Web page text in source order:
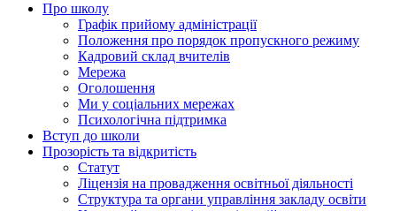
Про школу
Графік прийому адміністрації
Положення про порядок пропускного режиму
Кадровий склад вчителів
Мережа
Оголошення
Ми у соціальних мережах
Психологічна підтримка
Вступ до школи
Прозорість та відкритість
Статут
Ліцензія на провадження освітньої діяльності
Структура та органи управління закладу освіти